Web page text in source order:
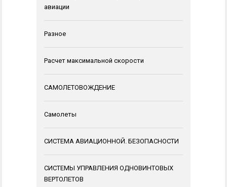
авиации
Разное
Расчет максимальной скорости
САМОЛЕТОВОЖДЕНИЕ
Самолеты
СИСТЕМА АВИАЦИОННОЙ. БЕЗОПАСНОСТИ
СИСТЕМЫ УПРАВЛЕНИЯ ОДНОВИНТОВЫХ
ВЕРТОЛЕТОВ